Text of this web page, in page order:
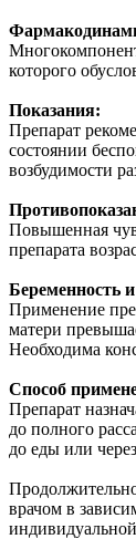
которого
Показания:
Препарат
состоянии
возбудимости
Повышенная
препарата
Беременность
Применение
матери
Необходима
Способ
Препарат
до полного
до еды или
врачом в